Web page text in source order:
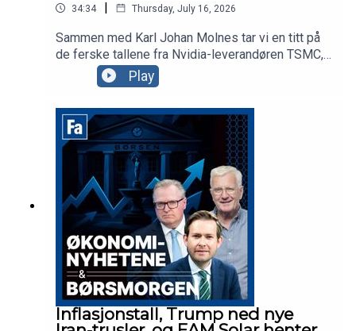
34:34 | Thursday, July 16, 2026
Sammen med Karl Johan Molnes tar vi en titt på
de ferske tallene fra Nvidia-leverandøren TSMC,
Trumps siste olje-utspill, og Telenor hvor
investorene reagerer med å sende aksjen rett ned
forvalter Sunniva Bratt Slette, som forteller om
strategien og aksjefavorittene til fondet
Fremtidens Byer.
Play
Inflasjonstall, Trump ned nye